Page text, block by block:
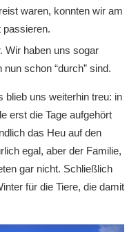
waren, konnten wir am
passieren.
Wir haben uns sogar
schon “durch” sind.
blieb uns weiterhin treu: in
erst die Tage aufgehört
das Heu auf den
egal, aber der Familie,
gar nicht. Schließlich
für die Tiere, die damit